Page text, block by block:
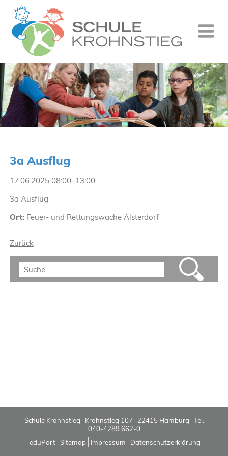
3a Ausflug
17.06.2025 08:00–13:00
3a Ausflug
Ort:Feuer- und Rettungswache Alsterdorf
Zurück
Schule Krohnstieg · Krohnstieg 107 · 22415 Hamburg · Tel.
040-4289 662-0
eduPort Sitemap Impressum Datenschutzerklärung
Startseite
Wer wir
Was wir
Ganztag